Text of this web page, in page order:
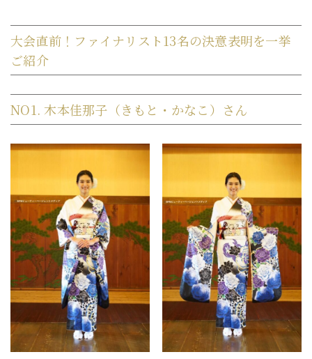
大会直前！ファイナリスト13名の決意表明を一挙
ご紹介
NO1. 木本佳那子（きもと・かなこ）さん